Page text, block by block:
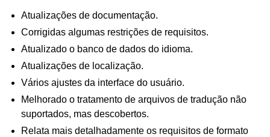
Atualizações de documentação.
Corrigidas algumas restrições de requisitos.
Atualizado o banco de dados do idioma.
Atualizações de localização.
Vários ajustes da interface do usuário.
Melhorado o tratamento de arquivos de tradução não
suportados, mas descobertos.
Relata mais detalhadamente os requisitos de formato